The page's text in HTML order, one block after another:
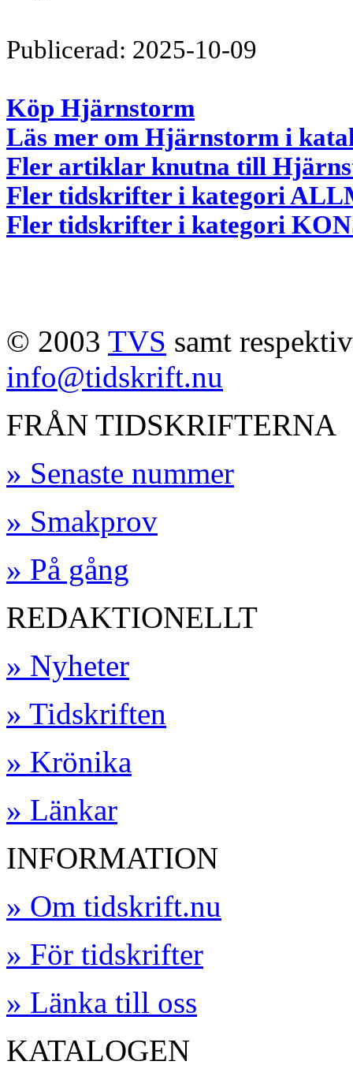
Publicerad: 2025-10-09
Köp Hjärnstorm
Läs mer om Hjärnstorm i
Fler artiklar knutna till
Fler tidskrifter i kategori
Fler tidskrifter i kategori
© 2003 TVS samt
info@tidskrift.nu
FRÅN TIDSKRIFTERNA
» Senaste nummer
» Smakprov
» På gång
REDAKTIONELLT
» Nyheter
» Tidskriften
» Krönika
» Länkar
INFORMATION
» Om tidskrift.nu
» För tidskrifter
» Länka till oss
KATALOGEN